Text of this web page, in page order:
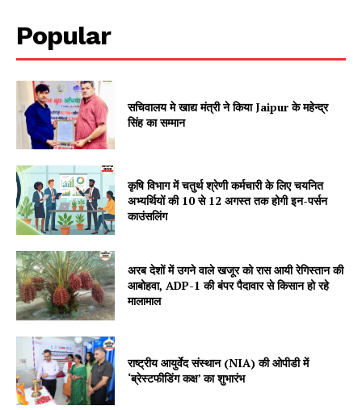
Vishwasniya Hindi Akhbaar
Popular
सचिवालय मे खाद्य मंत्री ने किया Jaipur के महेन्द्र
सिंह का सम्मान
कृषि विभाग में चतुर्थ श्रेणी कर्मचारी के लिए चयनित
अभ्यर्थियों की 10 से 12 अगस्त तक होगी इन-पर्सन
काउंसलिंग
अरब देशों में उगने वाले खजूर को रास आयी रेगिस्तान की
आबोहवा, ADP-1 की बंपर पैदावार से किसान हो रहे
मालामाल
राष्ट्रीय आयुर्वेद संस्थान (NIA) की ओपीडी में
‘ब्रेस्टफीडिंग कक्ष’ का शुभारंभ